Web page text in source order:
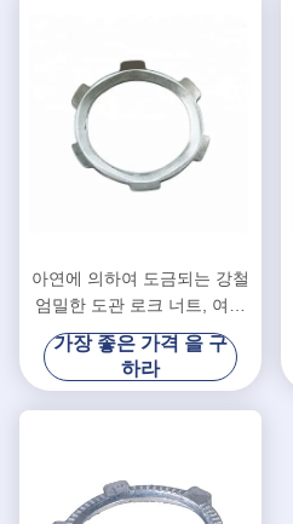
아연에 의하여 도금되는 강철
엄밀한 도관 로크 너트, 여성
연결 엄밀한 관 이음쇠
가장 좋은 가격 을 구
하라